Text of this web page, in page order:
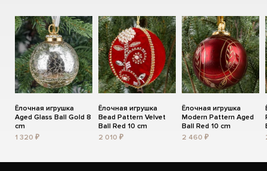
Ёлочная игрушка
Aged Glass Ball Gold 8
cm
1 320 ₽
Ёлочная игрушка
Bead Pattern Velvet
Ball Red 10 cm
2 010 ₽
Ёлочная игрушка
Modern Pattern Aged
Ball Red 10 cm
2 460 ₽